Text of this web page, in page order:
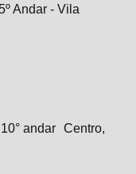
Andar - Vila
andar Centro,